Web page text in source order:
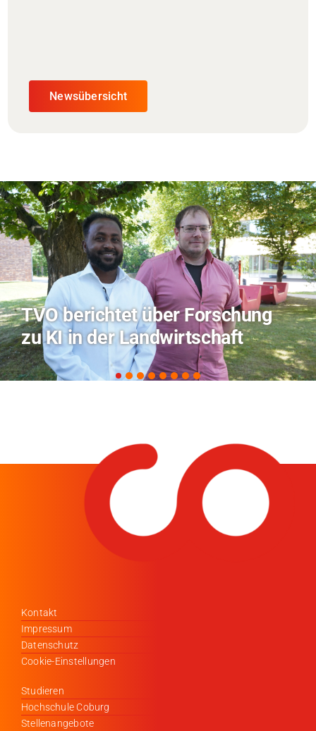
Newsübersicht
Hitze-Aktionstag: Hochschule
Coburg im Radio Bamberg
Kontakt
Impressum
Datenschutz
Cookie-Einstellungen
Studieren
Hochschule Coburg
Stellenangebote